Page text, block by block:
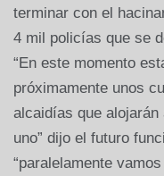
terminar con el
4 mil policías que se
“En este momento
próximamente unos
alcaidías que alojarán
uno” dijo el futuro
“paralelamente